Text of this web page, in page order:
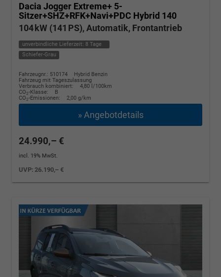
Dacia Jogger Extreme+ 5-
Sitzer+SHZ+RFK+Navi+PDC Hybrid 140
104 kW (141 PS), Automatik, Frontantrieb
unverbindliche Lieferzeit: 8 Tage
Schiefer-Grau
Fahrzeugnr.: 510174
Hybrid Benzin
Fahrzeug mit Tageszulassung
Verbrauch kombiniert:
4,80 l/100km
CO2-Klasse:
B
CO2-Emissionen: 2,00 g/km
» Angebotdetails
24.990,– €
incl. 19% MwSt.
UVP:26.190,– €